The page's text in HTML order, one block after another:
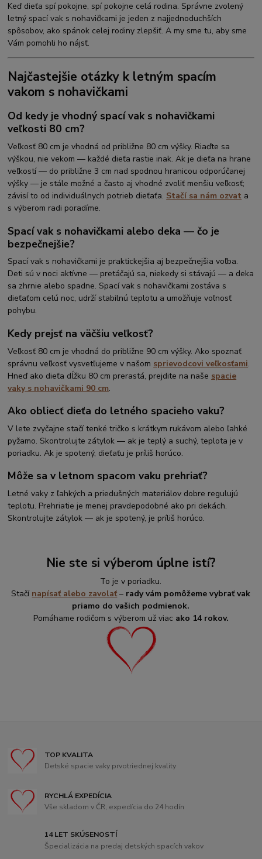
Keď dieťa spí pokojne, spí pokojne celá rodina. Správne zvolený
letný spací vak s nohavičkami je jeden z najjednoduchších
spôsobov, ako spánok celej rodiny zlepšiť. A my sme tu, aby sme
Vám pomohli ho nájsť.
Najčastejšie otázky k letným spacím
vakom s nohavičkami
Od kedy je vhodný spací vak s nohavičkami
veľkosti 80 cm?
Veľkosť 80 cm je vhodná od približne 80 cm výšky. Riaďte sa
výškou, nie vekom — každé dieťa rastie inak. Ak je dieťa na hrane
veľkostí — do približne 3 cm nad spodnou hranicou odporúčanej
výšky — je stále možné a často aj vhodné zvoliť menšiu veľkosť;
závisí to od individuálnych potrieb dieťaťa. Stačí sa nám ozvat a
s výberom radi poradíme.
Spací vak s nohavičkami alebo deka — čo je
bezpečnejšie?
Spací vak s nohavičkami je praktickejšia aj bezpečnejšia voľba.
Deti sú v noci aktívne — pretáčajú sa, niekedy si stávajú — a deka
sa zhrnie alebo spadne. Spací vak s nohavičkami zostáva s
dieťaťom celú noc, udrží stabilnú teplotu a umožňuje voľnosť
pohybu.
Kedy prejsť na väčšiu veľkosť?
Veľkosť 80 cm je vhodná do približne 90 cm výšky. Ako spoznať
správnu veľkosť vysvetľujeme v našom sprievodcovi veľkosťami.
Hneď ako dieťa dĺžku 80 cm prerastá, prejdite na naše spacie
vaky s nohavičkami 90 cm.
Ako obliecť dieťa do letného spacieho vaku?
V lete zvyčajne stačí tenké tričko s krátkym rukávom alebo ľahké
pyžamo. Skontrolujte zátylok — ak je teplý a suchý, teplota je v
poriadku. Ak je spotený, dieťaťu je príliš horúco.
Môže sa v letnom spacom vaku prehriať?
Letné vaky z ľahkých a priedušných materiálov dobre regulujú
teplotu. Prehriatie je menej pravdepodobné ako pri dekách.
Skontrolujte zátylok — ak je spotený, je príliš horúco.
Nie ste si výberom úplne istí?
To je v poriadku.
Stačí napísať alebo zavolať– rady vám pomôžeme vybrať vak
priamo do vašich podmienok.
Pomáhame rodičom s výberom už viac ako 14 rokov.
TOP KVALITA
Detské spacie vaky prvotriednej kvality
RYCHLÁ EXPEDÍCIA
Vše skladom v ČR, expedícia do 24 hodín
14 LET SKÚSENOSTÍ
Špecializácia na predaj detských spacích vakov